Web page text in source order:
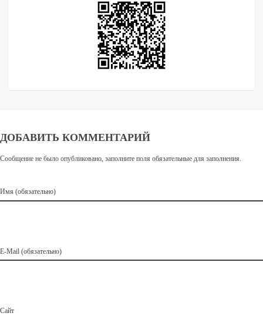
ДОБАВИТЬ КОММЕНТАРИЙ
Сообщение не было опубликовано, заполните поля обязательные для заполнения.
Имя (обязательно)
E-Mail (обязательно)
Сайт